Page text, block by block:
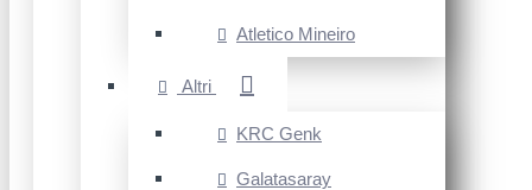
Atletico Mineiro
Altri
KRC Genk
Galatasaray